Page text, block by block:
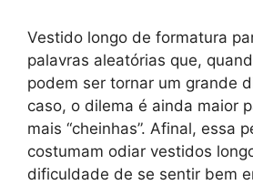
Vestido longo de formatura
palavras aleatórias que,
podem ser tornar um grande
caso, o dilema é ainda maior
mais “cheinhas”. Afinal, essa
costumam odiar vestidos
dificuldade de se sentir bem